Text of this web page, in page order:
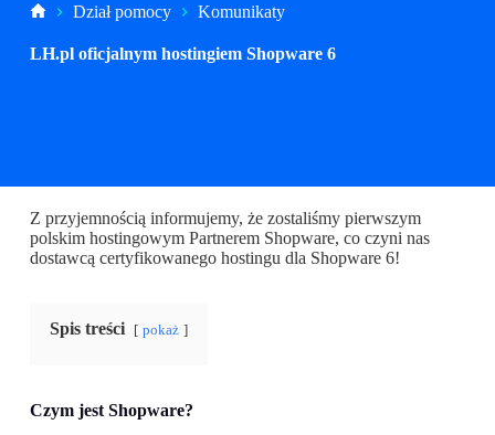
StronaDział pomocy Komunikaty
LH.pl oficjalnym hostingiem Shopware 6
Z przyjemnością informujemy, że zostaliśmy pierwszym
polskim hostingowym Partnerem Shopware, co czyni nas
dostawcą certyfikowanego hostingu dla Shopware 6!
Spis treści pokaż
Czym jest Shopware?